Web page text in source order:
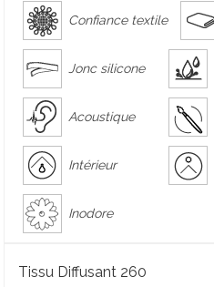
Confiance textile
Jonc silicone
Acoustique
Intérieur
Inodore
Tissu Diffusant 260